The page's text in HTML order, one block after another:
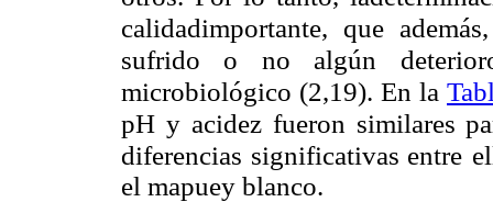
calidadimportante, que
sufrido o no algún
microbiológico (2,19). En la
pH y acidez fueron similares
diferencias significativas entre
el mapuey blanco.